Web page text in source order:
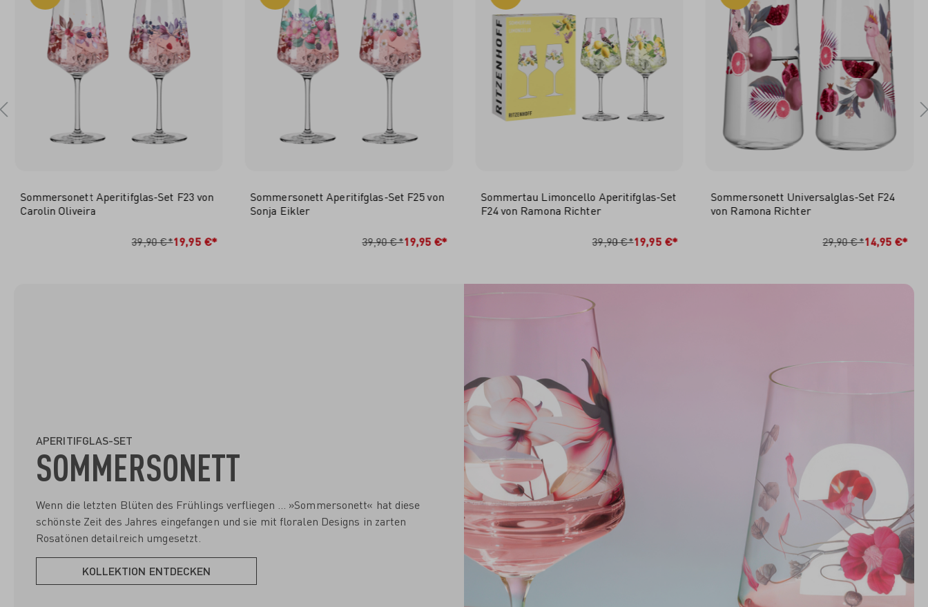
Sommersonett Aperitifglas-Set F23 von
Carolin Oliveira
39,90 €*19,95 €*
Sommersonett Aperitifglas-Set F25 von
Sonja Eikler
39,90 €*19,95 €*
Sommertau Limoncello Aperitifglas-Set
F24 von Ramona Richter
39,90 €*19,95 €*
Sommersonett Universalglas-Set F24
von Ramona Richter
29,90 €*14,95 €*
APERITIFGLAS-SET
SOMMERSONETT
Wenn die letzten Blüten des Frühlings verfliegen … »Sommersonett« hat diese
schönste Zeit des Jahres eingefangen und sie mit floralen Designs in zarten
Rosatönen detailreich umgesetzt.
KOLLEKTION ENTDECKEN